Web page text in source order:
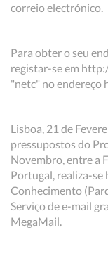
correio electrónico.
Para obter o seu
registar-se em
"netc" no
Lisboa, 21 de
pressupostos do
Novembro, entre a
Portugal, realiza-se
Conhecimento
Serviço de e-mail
MegaMail.